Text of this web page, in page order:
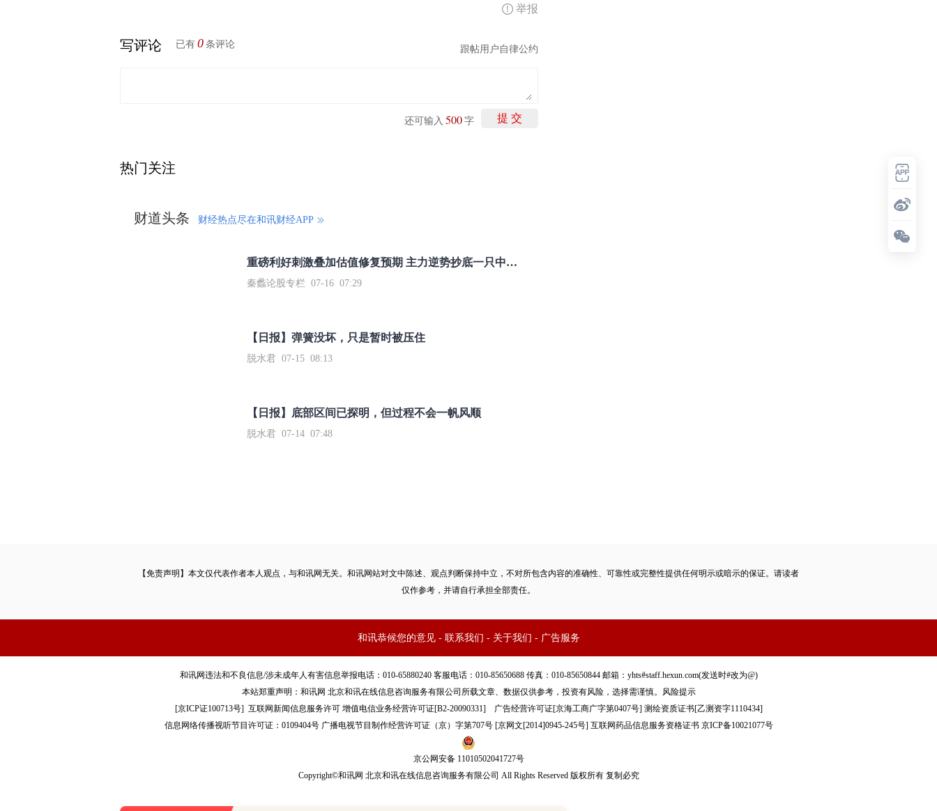
举报
写评论 已有 0 条评论 跟帖用户自律公约
提 交
还可输入 500 字
热门关注
财道头条 财经热点尽在和讯财经APP
重磅利好刺激叠加估值修复预期 主力逆势抄底一只中药龙头股
秦蠡论股专栏 07-16 07:29
【日报】弹簧没坏，只是暂时被压住
脱水君 07-15 08:13
【日报】底部区间已探明，但过程不会一帆风顺
脱水君 07-14 07:48
【免责声明】本文仅代表作者本人观点，与和讯网无关。和讯网站对文中陈述、观点判断保持中立，不对所包含内容的准确性、可靠性或完整性提供任何明示或暗示的保证。请读者
仅作参考，并请自行承担全部责任。
和讯恭候您的意见- 联系我们 - 关于我们 - 广告服务
和讯网违法和不良信息/涉未成年人有害信息举报电话：010-65880240 客服电话：010-85650688 传真：010-85650844 邮箱：yhts#staff.hexun.com(发送时#改为@)
本站郑重声明：和讯网 北京和讯在线信息咨询服务有限公司所载文章、数据仅供参考，投资有风险，选择需谨慎。
风险提示
[京ICP证100713号] 互联网新闻信息服务许可 增值电信业务经营许可证[B2-20090331] 广告经营许可证[京海工商广字第0407号] 测绘资质证书[乙测资字1110434]
信息网络传播视听节目许可证：0109404号 广播电视节目制作经营许可证（京）字第707号[京网文[2014]0945-245号] 互联网药品信息服务资格证书 京ICP备10021077号
京公网安备 11010502041727号
Copyright©和讯网 北京和讯在线信息咨询服务有限公司 All Rights Reserved 版权所有 复制必究